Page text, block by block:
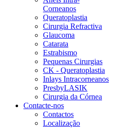
Corneanos
Queratoplastia
Cirurgia Refractiva
Glaucoma
Catarata
Estrabismo
Pequenas Cirurgias
CK - Queratoplastia
Inlays Intracorneanos
PresbyLASIK
Cirurgia da Córnea
Contacte-nos
Contactos
Localização